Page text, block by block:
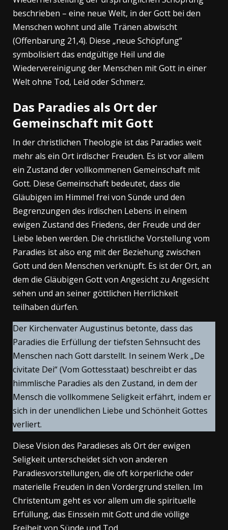
beschrieben – eine neue Welt, in der Gott bei den
Menschen wohnt und alle Tränen abwischt
(Offenbarung 21,4). Diese „neue Schöpfung“
symbolisiert das endgültige Heil und die
Wiedervereinigung der Menschen mit Gott in einer
Welt ohne Tod, Leid oder Schmerz.
Das Paradies als Ort der
Gemeinschaft mit Gott
In der christlichen Theologie ist das Paradies weit
mehr als ein Ort irdischer Freuden. Es ist vor allem
ein Zustand der vollkommenen Gemeinschaft mit
Gott. Diese Gemeinschaft bedeutet, dass die
Gläubigen im Himmel frei von Sünde und den
Begrenzungen des irdischen Lebens in einem
ewigen Zustand des Friedens, der Freude und der
Liebe leben werden. Die christliche Vorstellung vom
Paradies ist also eng mit der Beziehung zwischen
Gott und den Menschen verknüpft. Es ist der Ort, an
dem die Gläubigen Gott von Angesicht zu Angesicht
sehen und an seiner göttlichen Herrlichkeit
teilhaben dürfen.
Der Kirchenvater Augustinus betonte, dass das
Paradies die Erfüllung der tiefsten Sehnsucht des
Menschen nach Gott darstellt. In seinem Werk „De
civitate Dei“ (Vom Gottesstaat) beschreibt er das
himmlische Paradies als den Zustand, in dem der
Mensch die vollkommene Seligkeit erfährt, indem er
sich in der unendlichen Liebe und Schönheit Gottes
verliert.
Diese Vision des Paradieses als Ort der ewigen
Seligkeit unterscheidet sich von anderen
Paradiesvorstellungen, die oft körperliche oder
materielle Freuden in den Vordergrund stellen. Im
Christentum geht es vor allem um die spirituelle
Erfüllung, das Einssein mit Gott und die völlige